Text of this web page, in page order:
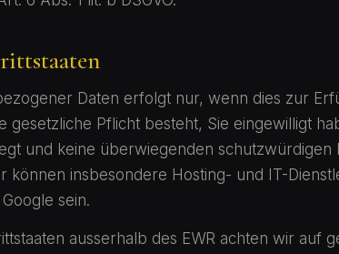
Daten erfolgt nur, wenn dies zur
gesetzliche Pflicht besteht, Sie eingewilligt
und keine überwiegenden schutzwürdigen
können insbesondere Hosting- und IT-
sein.
ausserhalb des EWR achten wir auf